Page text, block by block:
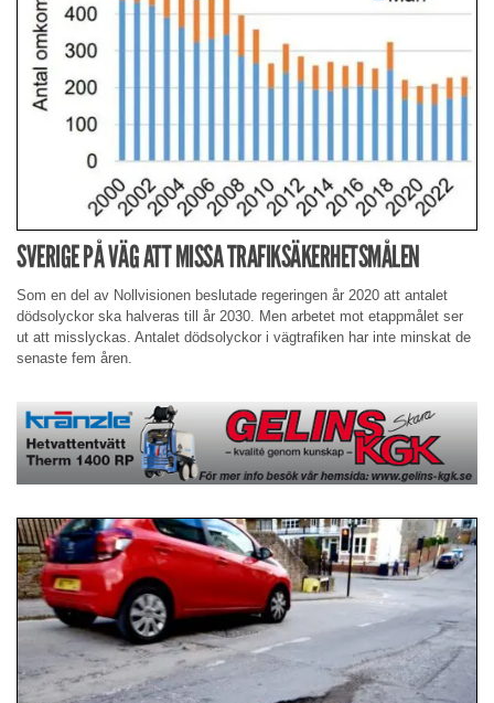
SVERIGE PÅ VÄG ATT MISSA TRAFIKSÄKERHETSMÅLEN
Som en del av Nollvisionen beslutade regeringen år 2020 att antalet
dödsolyckor ska halveras till år 2030. Men arbetet mot etappmålet ser
ut att misslyckas. Antalet dödsolyckor i vägtrafiken har inte minskat de
senaste fem åren.